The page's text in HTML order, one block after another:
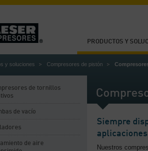
PRODUCTOS Y
y soluciones Compresores de pistón
de tornillos
de vacío
de aire
Siempre
aplicaciones
Nuestros